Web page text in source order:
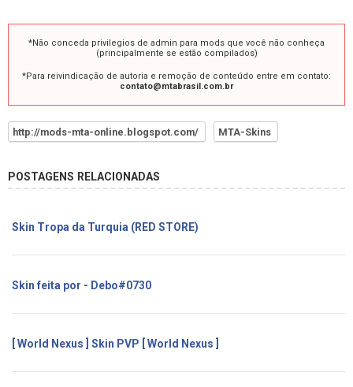
*Não conceda privilegios de admin para mods que você não conheça
(principalmente se estão compilados)
*Para reivindicação de autoria e remoção de conteúdo entre em contato:
contato@mtabrasil.com.br
http://mods-mta-online.blogspot.com/ MTA-Skins
POSTAGENS RELACIONADAS
Skin Tropa da Turquia (RED STORE)
Skin feita por - Debo#0730
[ World Nexus ] Skin PVP [ World Nexus ]